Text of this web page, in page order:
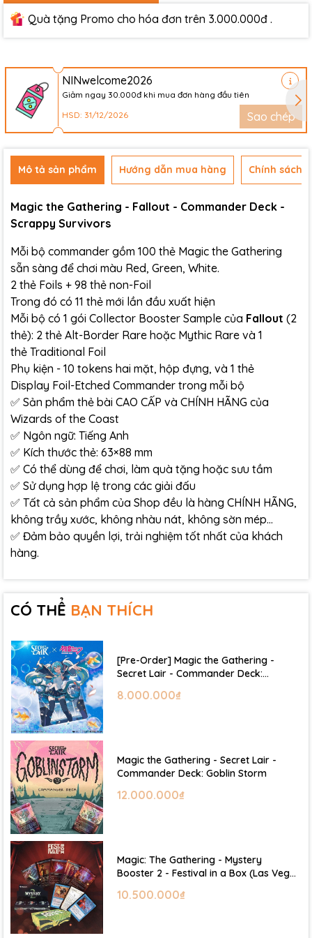
Quà tặng Promo cho hóa đơn trên 3.000.000đ .
NINwelcome2026
Giảm ngay 30.000đ khi mua đơn hàng đầu tiên
HSD: 31/12/2026
Sao chép
Mô tả sản phẩm Hướng dẫn mua hàng Chính sách
Magic the Gathering - Fallout - Commander Deck -
Scrappy Survivors
Mỗi bộ commander gồm 100 thẻ Magic the Gathering
sẵn sàng để chơi màu Red, Green, White.
2 thẻ Foils + 98 thẻ non-Foil
Trong đó có 11 thẻ mới lần đầu xuất hiện
Mỗi bộ có 1 gói Collector Booster Sample của Fallout (2
thẻ): 2 thẻ Alt-Border Rare hoặc Mythic Rare và 1
thẻ Traditional Foil
Phụ kiện - 10 tokens hai mặt, hộp đựng, và 1 thẻ
Display Foil-Etched Commander trong mỗi bộ
✅ Sản phẩm thẻ bài CAO CẤP và CHÍNH HÃNG của
Wizards of the Coast
✅ Ngôn ngữ: Tiếng Anh
✅ Kích thước thẻ: 63×88 mm
✅ Có thể dùng để chơi, làm quà tặng hoặc sưu tầm
✅ Sử dụng hợp lệ trong các giải đấu
✅ Tất cả sản phẩm của Shop đều là hàng CHÍNH HÃNG,
không trầy xước, không nhàu nát, không sờn mép…
✅ Đảm bảo quyền lợi, trải nghiệm tốt nhất của khách
hàng.
CÓ THỂ BẠN THÍCH
[Pre-Order] Magic the Gathering -
Secret Lair - Commander Deck:
8.000.000₫
Magic the Gathering - Secret Lair -
Commander Deck: Goblin Storm
12.000.000₫
Magic: The Gathering - Mystery
Booster 2 - Festival in a Box (Las Vegas
10.500.000₫